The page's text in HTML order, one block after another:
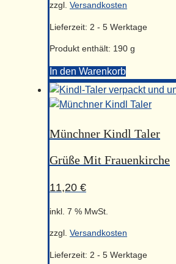
zzgl. Versandkosten
Lieferzeit: 2 - 5 Werktage
Produkt enthält: 190 g
In den Warenkorb
Münchner
Kindl-
Menge
Münchner Kindl Taler
Grüße Mit Frauenkirche
11,20 €
inkl. 7 % MwSt.
zzgl. Versandkosten
Lieferzeit: 2 - 5 Werktage